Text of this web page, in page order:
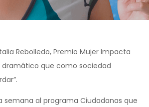
Rebolledo, Premio Mujer Impacta
dramático que como sociedad
semana al programa Ciudadanas que